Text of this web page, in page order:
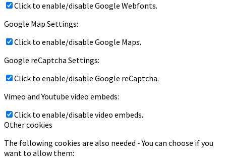
Click to enable/disable Google Webfonts.
Google Map Settings:
Click to enable/disable Google Maps.
Google reCaptcha Settings:
Click to enable/disable Google reCaptcha.
Vimeo and Youtube video embeds:
Click to enable/disable video embeds.
Other cookies
The following cookies are also needed - You can choose if you
want to allow them: